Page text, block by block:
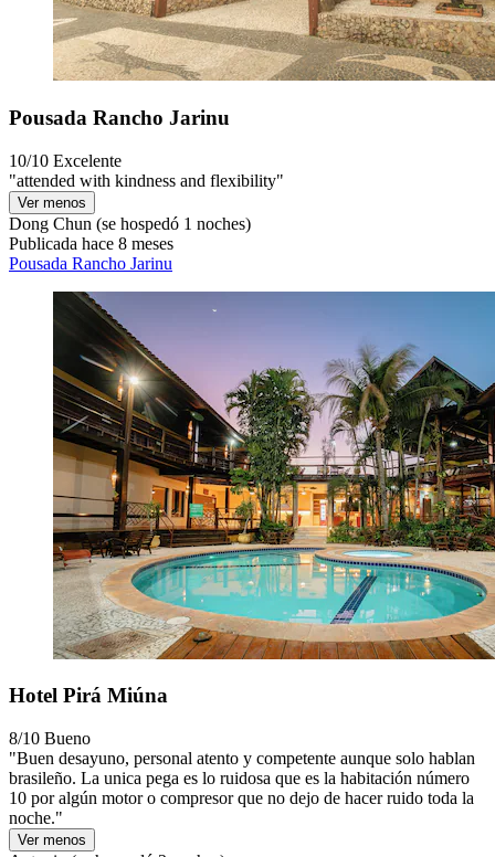
Pousada Rancho Jarinu
10/10 Excelente
"attended with kindness and flexibility"
Ver menos
Dong Chun (se hospedó 1 noches)
Publicada hace 8 meses
Pousada Rancho Jarinu
Hotel Pirá Miúna
8/10 Bueno
"Buen desayuno, personal atento y competente aunque solo hablan
brasileño. La unica pega es lo ruidosa que es la habitación número
10 por algún motor o compresor que no dejo de hacer ruido toda la
noche."
Ver menos